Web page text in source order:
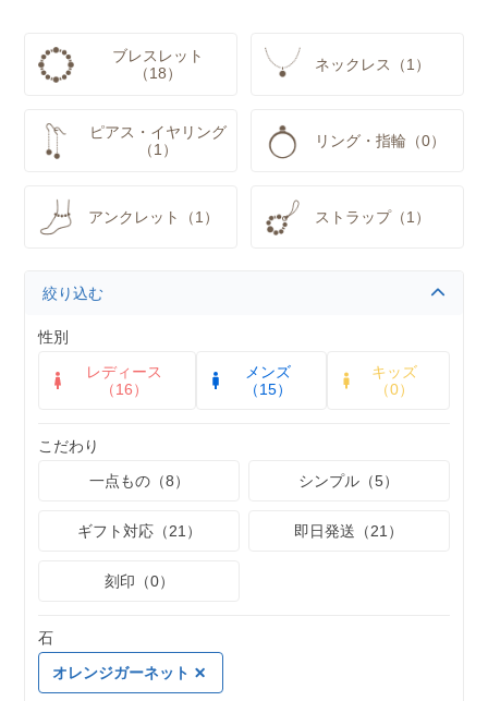
ブレスレット
（18）
ネックレス（1）
ピアス・イヤリング
（1）
リング・指輪（0）
アンクレット（1） ストラップ（1）
絞り込む
性別
レディース
（16）
メンズ
（15）
キッズ
（0）
こだわり
一点もの（8）
シンプル（5）
ギフト対応（21） 即日発送（21）
刻印（0）
石
オレンジガーネット